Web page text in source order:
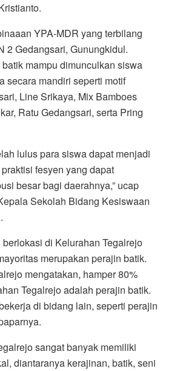
YPA-MDR yang terbilang
2 Gedangsari, Gunungkidul.
mampu dimunculkan siswa
secara mandiri seperti motif
Line Srikaya, Mix Bamboes
Ratu Gedangsari, serta Pring
lulus para siswa dapat menjadi
fesyen yang dapat
besar bagi daerahnya,” ucap
Sekolah Bidang Kesiswaan
di Kelurahan Tegalrejo
merupakan perajin batik.
mengatakan, hamper 80%
Tegalrejo adalah perajin batik.
di bidang lain, seperti perajin
sangat banyak memiliki
diantaranya kerajinan, batik, seni